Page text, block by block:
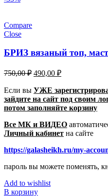
Compare
Close
БРИЗ вязаный топ,
750,00₽ Первоначальная
составляла
750,00 ₽.
490,00 ₽Текущая
490,00 ₽.
Если вы УЖЕ
зайдите на сайт под своим
потом заполняйте корзину
Все МК и ВИДЕО
Личный кабинет на сайте
https://galasheikh.ru/my-
пароль вы можете поменять,
Add to wishlist
В корзину